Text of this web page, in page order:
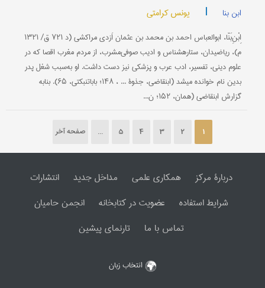
ابن بنا | یونس کرامتی
اِبْنِ‌بَنّا، ابوالعباس احمد بن محمد بن عثمان اَزدی مراکشی (د ۷۲۱ ق/ ۱۳۲۱
م)، ریاضی‎دان، ستاره‎شناس و ادیب صوفی‌مشرب، از مردم مغرب اقصا که در
علوم دینی، تفسیر، ادب عرب و پزشکی نیز دست داشت. او به‌سبب شغل پدر
بدین نام خوانده می‎شد (ابن‎قاضی، جذوة ... ، ۱۴۸؛ بابا‎تنبکتی، ۶۵). بنا‌به
گزارش ابن‎قاضی (همان، ۱۵۲؛ ن...
1
2
3
4
5
... صفحه آخر
دربارۀ مرکز همکاری علمی مداخل جدید
انتشارات
شرایط استفاده
عضویت در کتابخانه
انجمن حامیان
تماس با ما
تارنمای پیشین
انتخاب زبان